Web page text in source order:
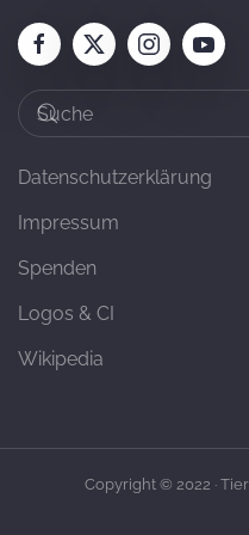
Datenschutzerklärung
Impressum
Spenden
Logos & CI
Wikipedia
Copyright © 2022 ·